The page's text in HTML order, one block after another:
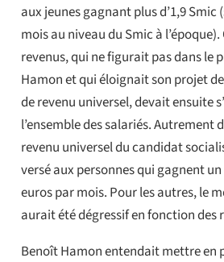
aux jeunes gagnant plus d’1,9 Smic
mois au niveau du Smic à
revenus, qui ne figurait pas dans le
Hamon et qui éloignait son projet
de revenu universel, devait ensuite
l’ensemble des salariés. Autrement
revenu universel du candidat
versé aux personnes qui gagnent
euros par mois. Pour les autres, le
aurait été dégressif en fonction des
Benoît Hamon entendait mettre en